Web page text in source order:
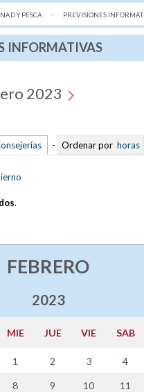
Y PESCA AQUÍ:
PREVISIONES INFORMAT...
INFORMATIVAS
2023
- Ordenar por horas
.
FEBRERO
2023
MIE JUE VIE SAB
1 2 3 4
8 9 10 11